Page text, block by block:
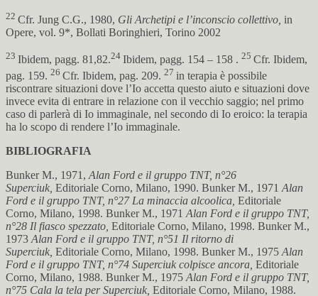
22 Cfr. Jung C.G., 1980, Gli Archetipi e l’inconscio collettivo, in
Opere, vol. 9*, Bollati Boringhieri, Torino 2002
23 Ibidem, pagg. 81,82.24 Ibidem, pagg. 154 – 158 . 25 Cfr. Ibidem,
pag. 159. 26 Cfr. Ibidem, pag. 209. 27 in terapia è possibile
riscontrare situazioni dove l’Io accetta questo aiuto e situazioni dove
invece evita di entrare in relazione con il vecchio saggio; nel primo
caso di parlerà di Io immaginale, nel secondo di Io eroico: la terapia
ha lo scopo di rendere l’Io immaginale.
BIBLIOGRAFIA
Bunker M., 1971, Alan Ford e il gruppo TNT, n°26
Superciuk, Editoriale Corno, Milano, 1990. Bunker M., 1971 Alan
Ford e il gruppo TNT, n°27 La minaccia alcoolica, Editoriale
Corno, Milano, 1998. Bunker M., 1971 Alan Ford e il gruppo TNT,
n°28 Il fiasco spezzato, Editoriale Corno, Milano, 1998. Bunker M.,
1973 Alan Ford e il gruppo TNT, n°51 Il ritorno di
Superciuk, Editoriale Corno, Milano, 1998. Bunker M., 1975 Alan
Ford e il gruppo TNT, n°74 Superciuk colpisce ancora, Editoriale
Corno, Milano, 1988. Bunker M., 1975 Alan Ford e il gruppo TNT,
n°75 Cala la tela per Superciuk, Editoriale Corno, Milano, 1988.